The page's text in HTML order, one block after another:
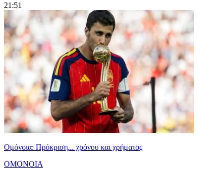
21:51
Ομόνοια: Πρόκριση... χρόνου και χρήματος
ΟΜΟΝΟΙΑ